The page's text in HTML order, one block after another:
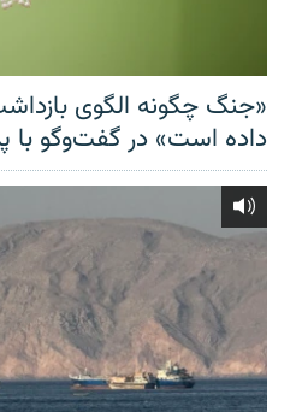
«جنگ چگونه الگوی
داده است» در گفت‌وگو با